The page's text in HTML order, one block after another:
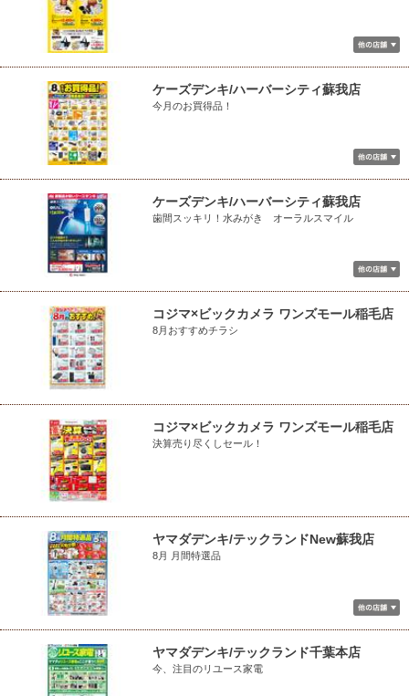
ケーズデンキ/ハーバーシティ蘇我店
今月のお買得品！
ケーズデンキ/ハーバーシティ蘇我店
歯間スッキリ！水みがき オーラルスマイル
コジマ×ビックカメラ ワンズモール稲毛店
8月おすすめチラシ
コジマ×ビックカメラ ワンズモール稲毛店
決算売り尽くしセール！
ヤマダデンキ/テックランドNew蘇我店
8月 月間特選品
ヤマダデンキ/テックランド千葉本店
今、注目のリユース家電